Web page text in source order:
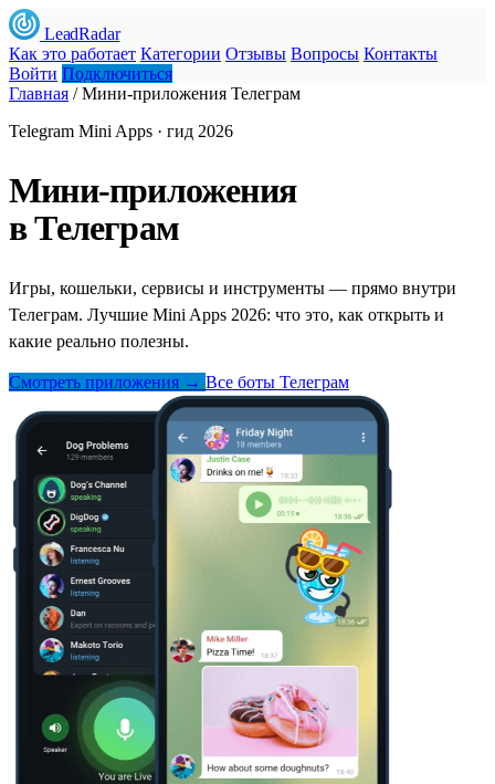
LeadRadar
Как это работает Категории Отзывы Вопросы Контакты
Войти Подключиться
Главная / Мини-приложения Телеграм
Telegram Mini Apps · гид 2026
Мини-приложения
в Телеграм
Игры, кошельки, сервисы и инструменты — прямо внутри
Телеграм. Лучшие Mini Apps 2026: что это, как открыть и
какие реально полезны.
Смотреть приложения → Все боты Телеграм